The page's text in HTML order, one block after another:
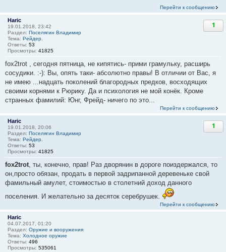
Перейти к сообщению
Haric
19.01.2018, 23:42
Раздел: Поселягин Владимир
Тема: Рейдер.
Ответы: 53
Просмотры: 41825
1
fox2trot , сегодня пятница, не кипятись- прими грамульку, расширь
сосудики. :-): Вы, опять таки- абсолютно правы! В отличии от Вас, я
не имею ...надцать поколений благородных предков, восходящих
своими корнями к Рюрику. Да и психология не мой конёк. Кроме
странных фамилий: Юнг, Фрейд- ничего по это...
Перейти к сообщению
Haric
19.01.2018, 20:06
Раздел: Поселягин Владимир
Тема: Рейдер.
Ответы: 53
Просмотры: 41825
1
fox2trot, ты, конечно, прав! Раз дворянин в дороге поиздержался, то
он,просто обязан, продать в первой задрипанной деревеньке свой
фамильный амулет, стоимостью в столетний доход данного
поселения. И желательно за десяток серебрушек.
Перейти к сообщению
Haric
04.07.2017, 01:20
Раздел: Оружие и вооружения
Тема: Холодное оружие
Ответы: 496
Просмотры: 535061